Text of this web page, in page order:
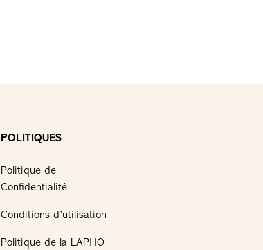
POLITIQUES
Politique de
Confidentialité
Conditions d’utilisation
Politique de la LAPHO